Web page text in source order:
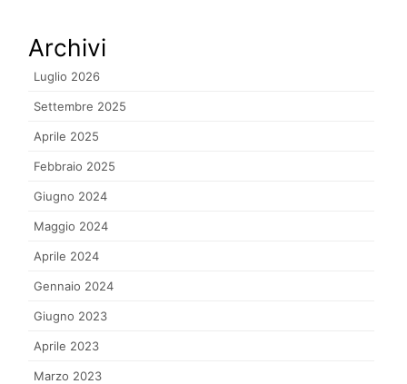
Archivi
Luglio 2026
Settembre 2025
Aprile 2025
Febbraio 2025
Giugno 2024
Maggio 2024
Aprile 2024
Gennaio 2024
Giugno 2023
Aprile 2023
Marzo 2023